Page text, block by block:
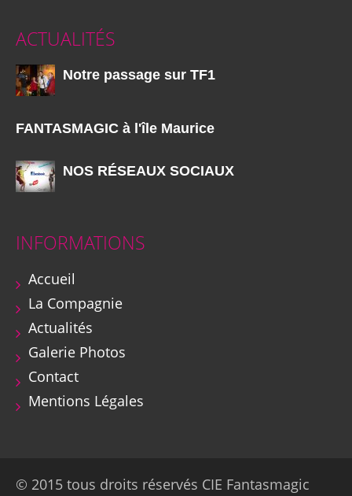
ACTUALITÉS
Notre passage sur TF1
FANTASMAGIC à l'île Maurice
NOS RÉSEAUX SOCIAUX
INFORMATIONS
Accueil
La Compagnie
Actualités
Galerie Photos
Contact
Mentions Légales
© 2015 tous droits réservés CIE Fantasmagic